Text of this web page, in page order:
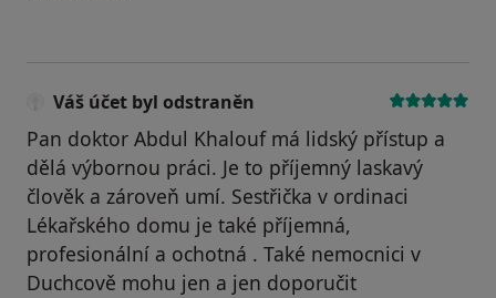
Váš účet byl odstraněn
Pan doktor Abdul Khalouf má lidský přístup a
dělá výbornou práci. Je to příjemný laskavý
člověk a zároveň umí. Sestřička v ordinaci
Lékařského domu je také příjemná,
profesionální a ochotná . Také nemocnici v
Duchcově mohu jen a jen doporučit